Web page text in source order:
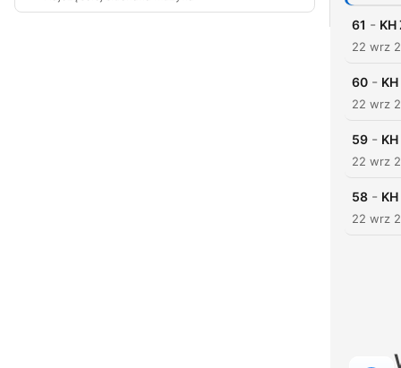
61 - KH
22 wrz
60 -
22 wrz
59 -
22 wrz
58 -
22 wrz